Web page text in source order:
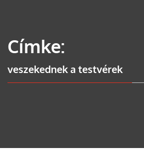
Címke:
veszekednek a testvérek